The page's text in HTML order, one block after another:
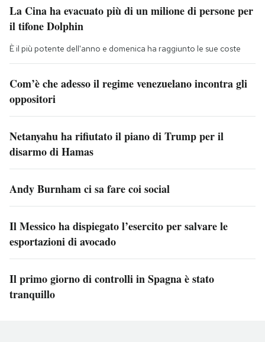
La Cina ha evacuato più di un milione di persone per
il tifone Dolphin
È il più potente dell'anno e domenica ha raggiunto le sue coste
Com’è che adesso il regime venezuelano incontra gli
oppositori
Netanyahu ha rifiutato il piano di Trump per il
disarmo di Hamas
Andy Burnham ci sa fare coi social
Il Messico ha dispiegato l’esercito per salvare le
esportazioni di avocado
Il primo giorno di controlli in Spagna è stato
tranquillo